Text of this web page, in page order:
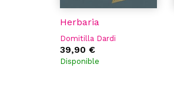
Herbaria
Domitilla Dardi
39,90 €
Disponible